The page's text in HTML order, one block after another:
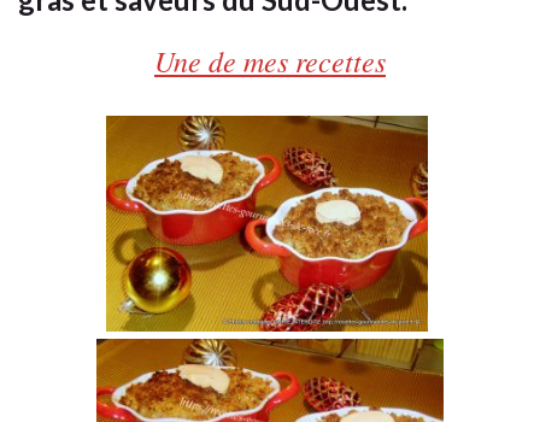
Une de mes recettes